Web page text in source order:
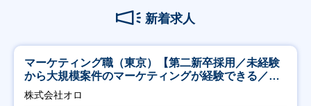
新着求人
マーケティング職（東京）【第二新卒採用／未経験
から大規模案件のマーケティングが経験できる／研
修充実】
株式会社オロ